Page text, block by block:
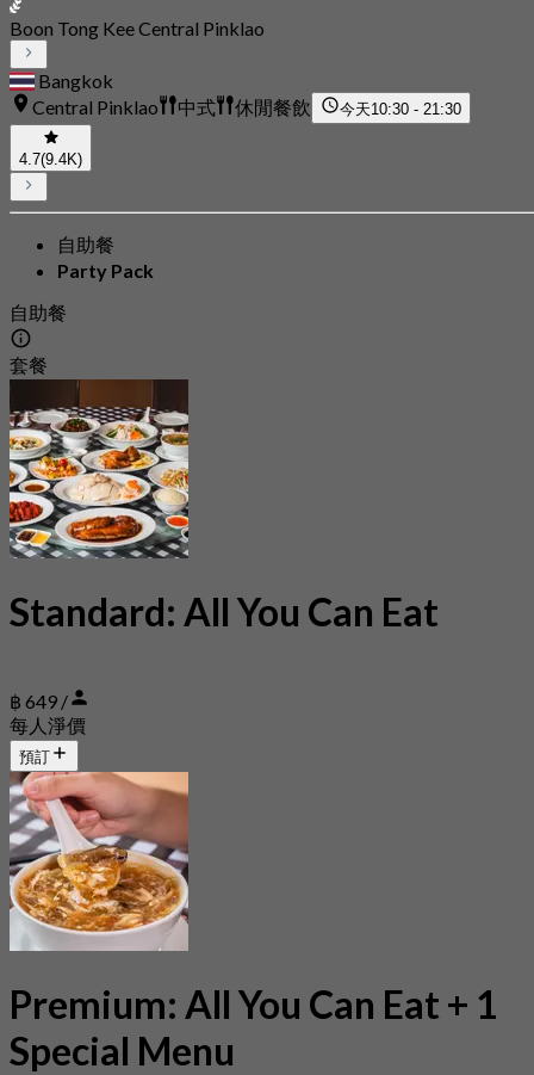
Boon Tong Kee Central Pinklao
Bangkok
Central Pinklao
中式 休閒餐飲 今天10:30 - 21:30
4.7(9.4K)
自助餐
Party Pack
自助餐
套餐
Standard: All You Can Eat
฿ 649 /
每人淨價
預訂
Premium: All You Can Eat + 1
Special Menu